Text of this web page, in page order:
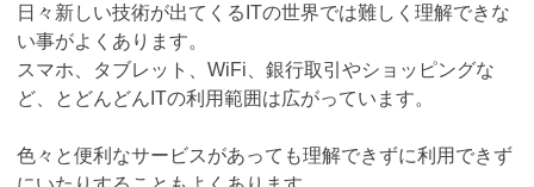
日々新しい技術が出てくるITの世界では難しく理解できな
い事がよくあります。
スマホ、タブレット、WiFi、銀行取引やショッピングな
ど、とどんどんITの利用範囲は広がっています。
色々と便利なサービスがあっても理解できずに利用できず